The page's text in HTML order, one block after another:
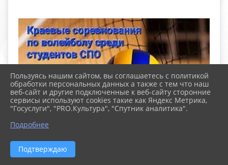
Пользуясь нашим сайтом, вы соглашаетесь с политикой
обработки персональных данных а также с тем что наш
веб-сайт и другие подключенные к веб-сайту сторонние
сервисы используют cookies такие как Яндекс Метрика,
"Госуслуги", "PRO.Культура", "Спутник аналитика".
Подробнее
Подтверждаю